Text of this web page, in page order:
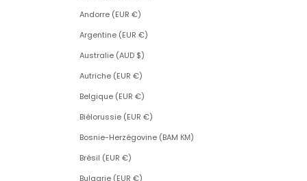
Andorre (EUR €)
Argentine (EUR €)
Australie (AUD $)
Autriche (EUR €)
Belgique (EUR €)
Biélorussie (EUR €)
Bosnie-Herzégovine (BAM КМ)
Brésil (EUR €)
Bulgarie (EUR €)